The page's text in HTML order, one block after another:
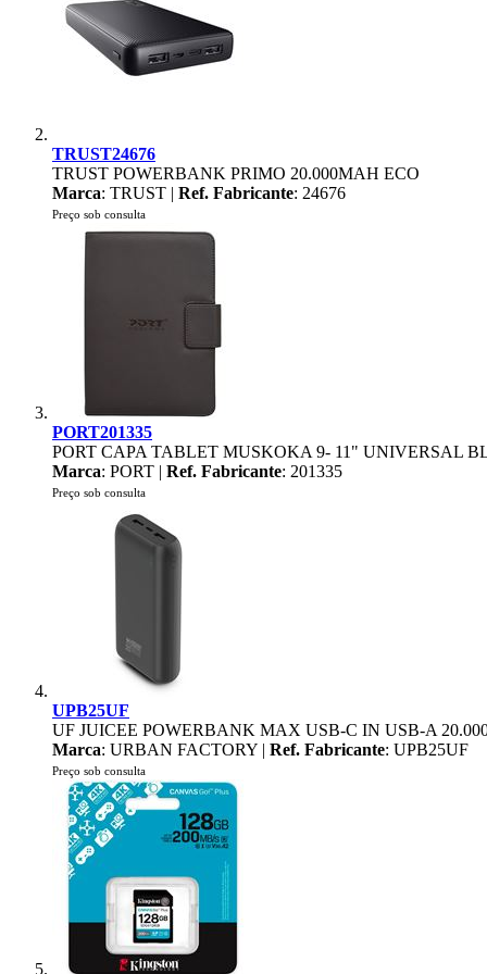
TRUST24676
TRUST POWERBANK PRIMO 20.000MAH ECO
Marca: TRUST | Ref. Fabricante: 24676
Preço sob consulta
PORT201335
PORT CAPA TABLET MUSKOKA 9- 11" UNIVERSAL
Marca: PORT | Ref. Fabricante: 201335
Preço sob consulta
UPB25UF
UF JUICEE POWERBANK MAX USB-C IN USB-A
Marca: URBAN FACTORY | Ref. Fabricante: UPB25UF
Preço sob consulta